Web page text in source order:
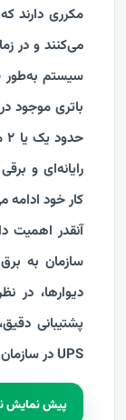
مکرری دارند
می‌کنند و در
سیستم به‌طور
باتری موجود
رایانه‌ای و
کار خود ادامه
آنقدر اهمیت
دیوارها، در
پشتیبانی
UPS در سازمان‌ها مقوله‌ای بسیار مهمی است
پیش نمایش